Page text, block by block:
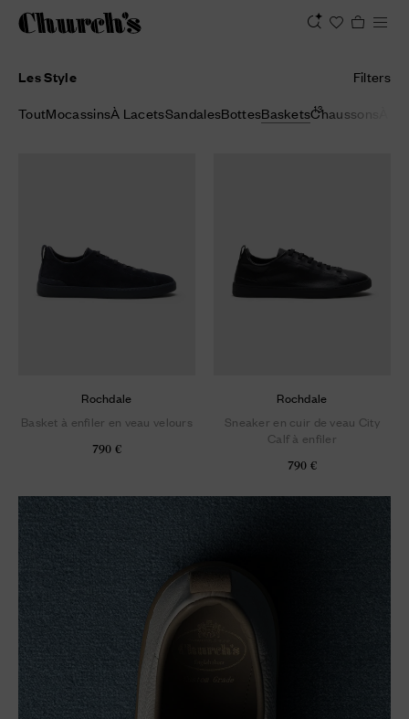
Les Style
Filters
ToutMocassinsÀ LacetsSandalesBottesBaskets 13
Chaussons
Rochdale
Basket à enfiler en veau velours
790 €
Rochdale
Sneaker en cuir de veau City
Calf à enfiler
790 €